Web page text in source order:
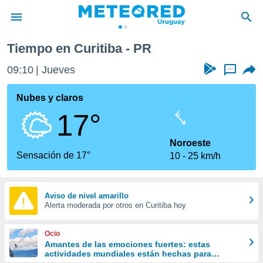
de
ha
calidad.
a este
las
y
forma
digital
basada
Tiempo en Curitiba - PR
09:10 Jueves ...
Nubes y claros
17°
Sensación de 17°
Noroeste
10
25 km/h
Aviso de nivel amarillo
Alerta moderada por otros en Curitiba hoy
Ocio
Amantes de las emociones fuertes: estas
actividades mundiales están hechas para